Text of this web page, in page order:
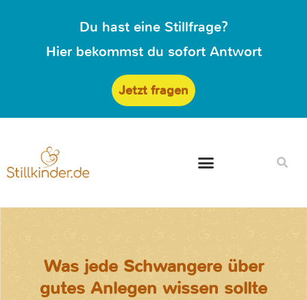
Du hast eine Stillfrage?
Hier bekommst du sofort Antwort
Jetzt fragen
Was jede Schwangere über
gutes Anlegen wissen sollte